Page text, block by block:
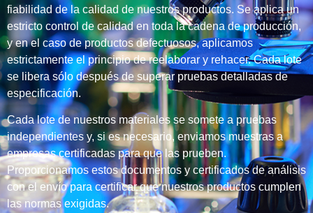
fiabilidad de la calidad de nuestros productos. Se aplica un
estricto control de calidad en toda la cadena de producción,
y en el caso de productos defectuosos, aplicamos
estrictamente el principio de reelaborar y rehacer. Cada lote
se libera sólo después de superar pruebas detalladas de
especificación.
Cada lote de nuestros materiales se somete a pruebas
independientes y, si es necesario, enviamos muestras a
empresas certificadas para que las prueben.
Proporcionamos estos documentos y certificados de análisis
con el envío para certificar que nuestros productos cumplen
las normas exigidas.